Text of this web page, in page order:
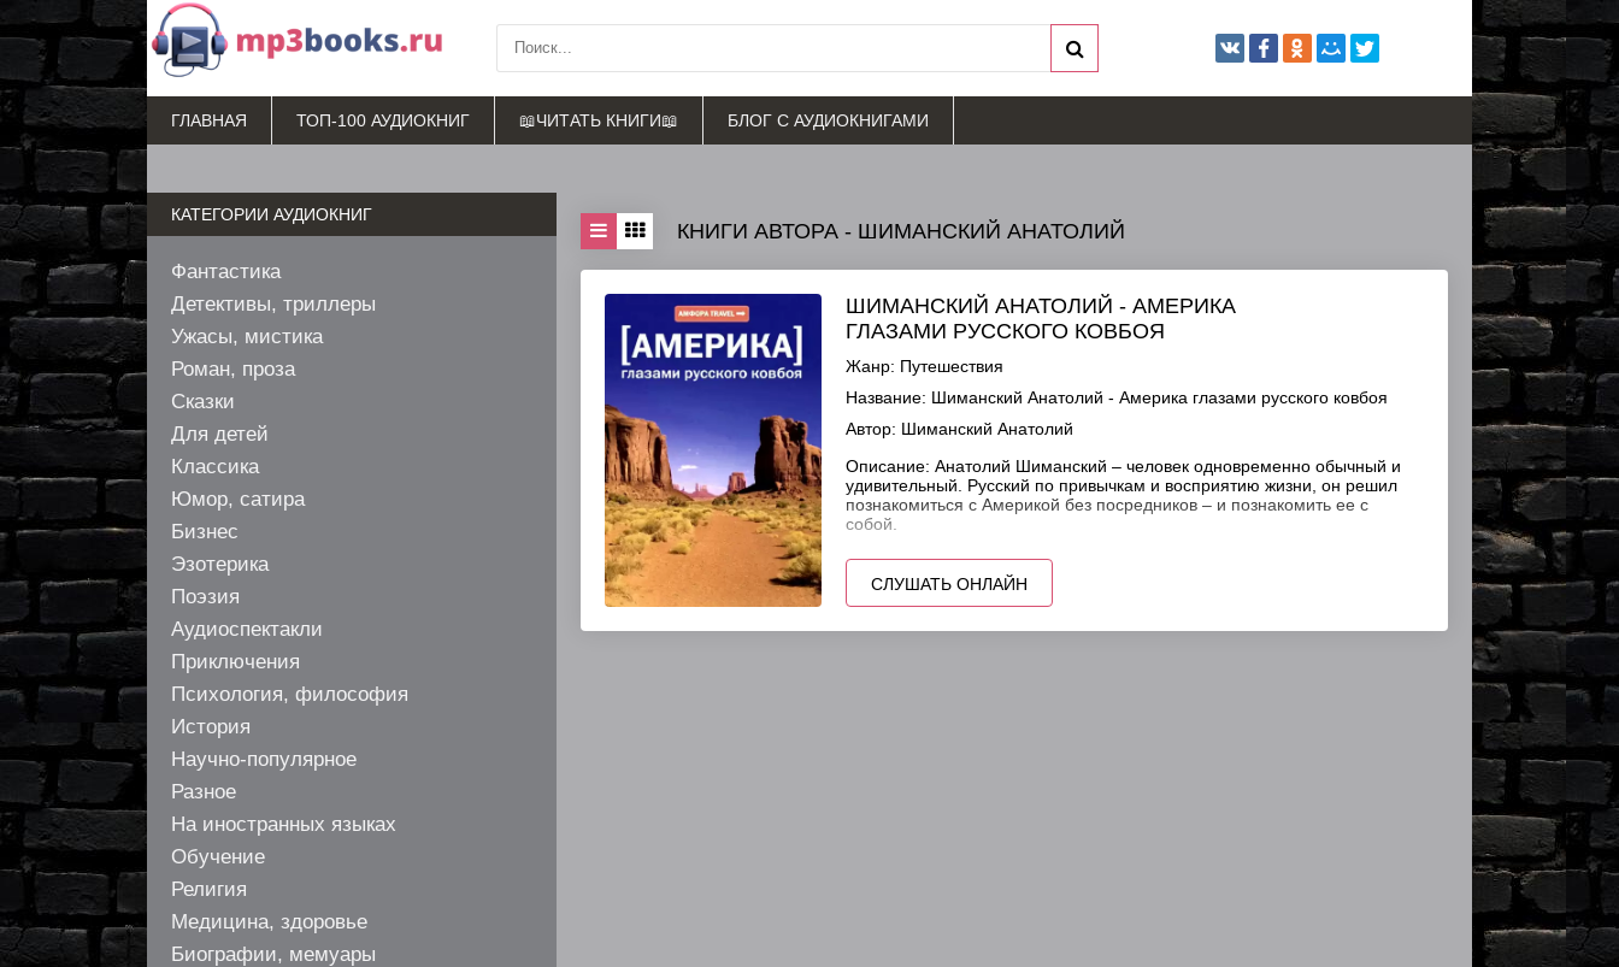
КНИГИ АВТОРА - ШИМАНСКИЙ АНАТОЛИЙ
ШИМАНСКИЙ АНАТОЛИЙ - АМЕРИКА
ГЛАЗАМИ РУССКОГО КОВБОЯ
Жанр: Путешествия
Название: Шиманский Анатолий - Америка глазами русского ковбоя
Автор: Шиманский Анатолий
Описание: Анатолий Шиманский – человек одновременно обычный и
удивительный. Русский по привычкам и восприятию жизни, он решил
познакомиться с Америкой без посредников – и познакомить ее с
собой.
СЛУШАТЬ ОНЛАЙН
КАТЕГОРИИ АУДИОКНИГ
Фантастика
Детективы, триллеры
Ужасы, мистика
Роман, проза
Сказки
Для детей
Классика
Юмор, сатира
Бизнес
Эзотерика
Поэзия
Аудиоспектакли
Приключения
Психология, философия
История
Научно-популярное
Разное
На иностранных языках
Обучение
Религия
Медицина, здоровье
Биографии, мемуары
ГЛАВНАЯ ТОП-100 АУДИОКНИГ 📖ЧИТАТЬ КНИГИ📖 БЛОГ С АУДИОКНИГАМИ